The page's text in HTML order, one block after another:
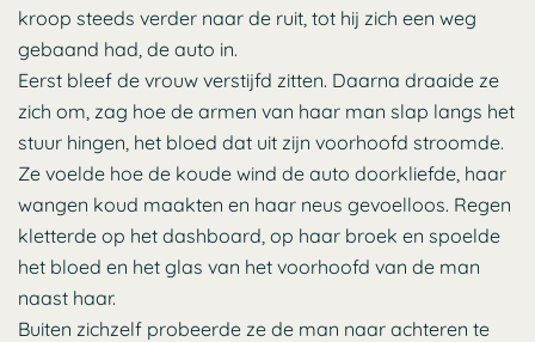
kroop steeds verder naar de ruit, tot hij zich een weg
gebaand had, de auto in.
Eerst bleef de vrouw verstijfd zitten. Daarna draaide ze
zich om, zag hoe de armen van haar man slap langs het
stuur hingen, het bloed dat uit zijn voorhoofd stroomde.
Ze voelde hoe de koude wind de auto doorkliefde, haar
wangen koud maakten en haar neus gevoelloos. Regen
kletterde op het dashboard, op haar broek en spoelde
het bloed en het glas van het voorhoofd van de man
naast haar.
Buiten zichzelf probeerde ze de man naar achteren te